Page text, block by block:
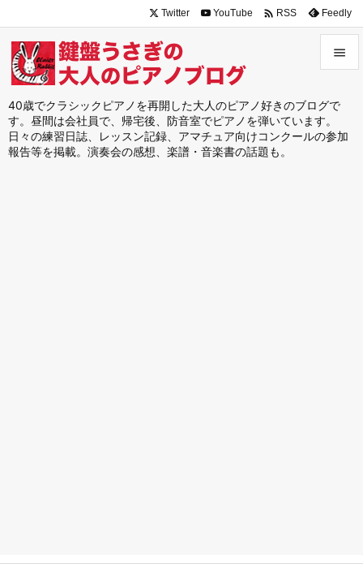
40歳でクラシックピアノを再開した大人のピアノ好きのブログで
す。昼間は会社員で、帰宅後、防音室でピアノを弾いています。
日々の練習日誌、レッスン記録、アマチュア向けコンクールの参加
報告等を掲載。演奏会の感想、楽譜・音楽書の話題も。

メニュ

サイド
Twitter YouTube  RSS Feedly